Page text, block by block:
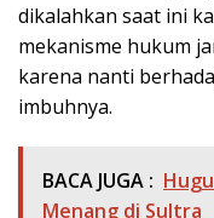
dikalahkan saat ini
mekanisme hukum
karena nanti
imbuhnya.
BACA JUGA :
Menang di Sultra